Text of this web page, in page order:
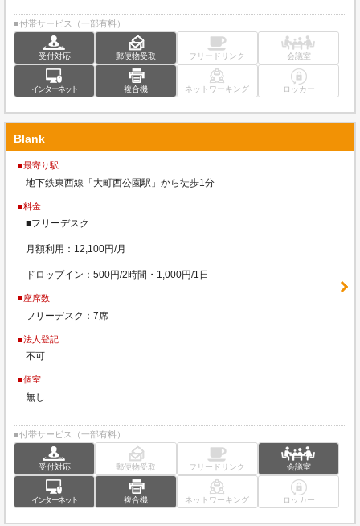
■付帯サービス（一部有料）
受付対応 郵便物受取 フリードリンク 会議室
インターネット 複合機 ネットワーキング ロッカー
Blank
■最寄り駅
地下鉄東西線「大町西公園駅」から徒歩1分
■料金
■フリーデスク
月額利用：12,100円/月
ドロップイン：500円/2時間・1,000円/1日
■座席数
フリーデスク：7席
■法人登記
不可
■個室
無し
■付帯サービス（一部有料）
受付対応 郵便物受取 フリードリンク 会議室
インターネット 複合機 ネットワーキング ロッカー